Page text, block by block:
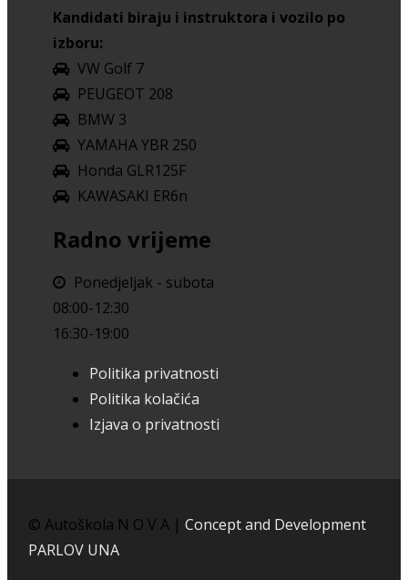
Kandidati biraju i instruktora i vozilo po
izboru:
VW Golf 7
PEUGEOT 208
BMW 3
YAMAHA YBR 250
Honda GLR125F
KAWASAKI ER6n
Radno vrijeme
Ponedjeljak - subota
08:00-12:30
16:30-19:00
Politika privatnosti
Politika kolačića
Izjava o privatnosti
© Autoškola N O V A | Concept and Development
PARLOV UNA